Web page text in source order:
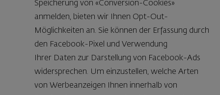
Speicherung von «Conversion-Cookies»
anmelden, bieten wir Ihnen Opt-Out-
Möglichkeiten an. Sie können der Erfassung durch
den Facebook-Pixel und Verwendung
Ihrer Daten zur Darstellung von Facebook-Ads
widersprechen. Um einzustellen, welche Arten
von Werbeanzeigen Ihnen innerhalb von